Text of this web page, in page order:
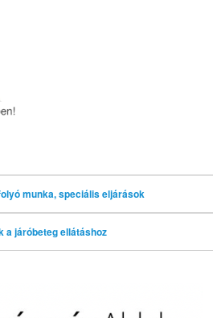
munka, speciális eljárások
a járóbeteg ellátáshoz